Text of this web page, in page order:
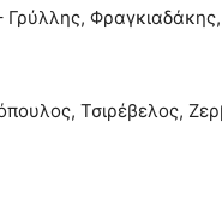
Φραγκιαδάκης,
Τσιρέβελος,